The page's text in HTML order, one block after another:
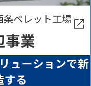
条ペレット工場
事業
ューションで新
する